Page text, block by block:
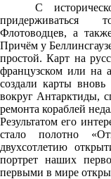
С исторической
придерживаться
Флотоводцев, а
Причём у
простой. Карт на
французском или на
создали карты
вокруг Антарктиды,
ремонта кораблей
Результатом его
стало полотно
двухсотлетию
портрет наших
первыми в мире